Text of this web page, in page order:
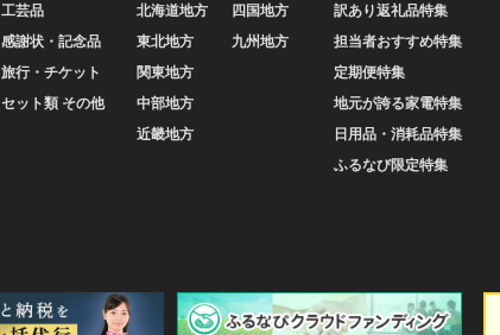
工芸品
感謝状・記念品
旅行・チケット
セット類 その他
北海道地方
東北地方
関東地方
中部地方
近畿地方
四国地方
九州地方
訳あり返礼品特集
担当者おすすめ特集
定期便特集
地元が誇る家電特集
日用品・消耗品特集
ふるなび限定特集